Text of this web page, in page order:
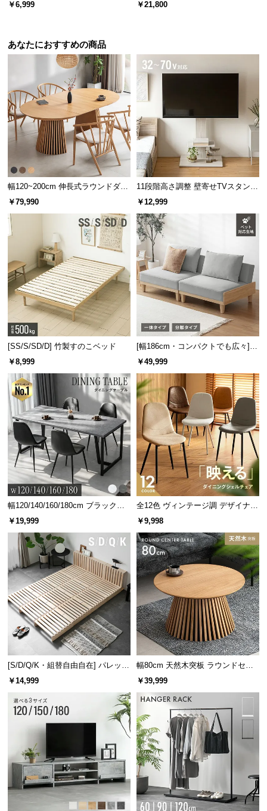
￥6,999 ￥21,800
あなたにおすすめの商品
幅120~200cm 伸長式ラウンドダイ
ニングテーブル 6人掛け 天然木突
￥79,990
11段階高さ調整 壁寄せTVスタンド
キャスター付き 上下左右角度調節
￥12,999
[SS/S/SD/D] 竹製すのこベッド
￥8,999
[幅186cm・コンパクトでも広々] 3
人掛けソファベッド リクライニン
グ 天然木フレーム 北欧
￥49,999
幅120/140/160/180cm ブラックフ
レーム ダイニング 大理石調 4人掛
￥19,999
全12色 ヴィンテージ調 デザイナー
ズシェルチェア
￥9,998
[S/D/Q/K・組替自由自在] パレット
ベッド 8/12/16枚セット
￥14,999
幅80cm 天然木突板 ラウンドセン
ターテーブル 美しい格子デザイン
￥39,999